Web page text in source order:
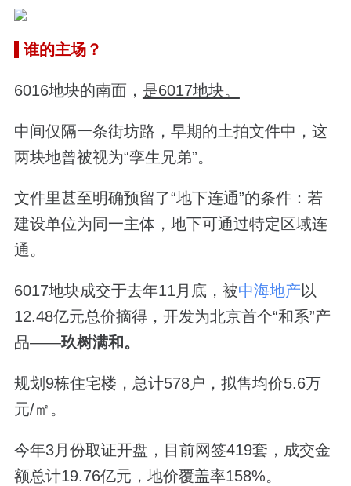
谁的主场？
6016地块的南面， 是6017地块。
中间仅隔一条街坊路，早期的土拍文件中，这
两块地曾被视为“孪生兄弟”。
文件里甚至明确预留了“地下连通”的条件：若
建设单位为同一主体，地下可通过特定区域连
通。
6017地块成交于去年11月底，被中海地产以
12.48亿元总价摘得，开发为北京首个“和系”产
品——玖树满和。
规划9栋住宅楼，总计578户，拟售均价5.6万
元/㎡。
今年3月份取证开盘，目前网签419套，成交金
额总计19.76亿元，地价覆盖率158%。